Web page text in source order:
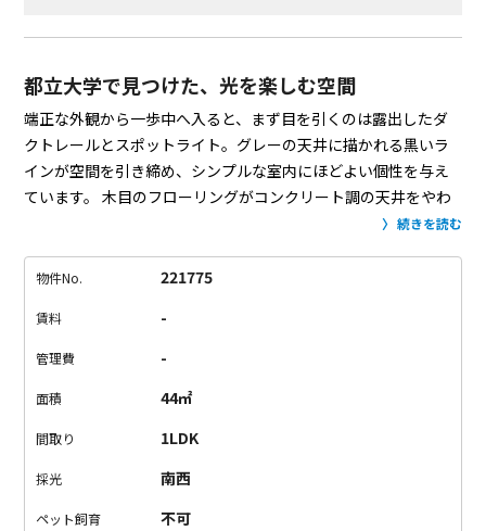
都立大学で見つけた、光を楽しむ空間
端正な外観から一歩中へ入ると、まず目を引くのは露出したダ
クトレールとスポットライト。グレーの天井に描かれる黒いラ
インが空間を引き締め、シンプルな室内にほどよい個性を与え
ています。
木目のフローリングがコンクリート調の天井をやわ
らかく受け止め、無機質になりすぎないバランスも魅力。カウ
トもしやすい間取りです。照明の向きを変えるだけで部屋の印
ります。
洋室はゆとりのある広さがあり、大きな窓から自然光
が入る明るい空間。収納もしっかり確保されているため、室内
た水まわりも、空間全体のデザインと統一感があります。
りは東急東横線・都立大学駅。渋谷や横浜へアクセスしやす
落ち着いた住宅街でありながら生活利便性も高く、都立大学ら
しい暮らしやすさを感じられる立地です。
続きを読む
物件No. 221775
賃料 -
管理費 -
面積 44㎡
間取り 1LDK
採光 南西
ペット飼育 不可